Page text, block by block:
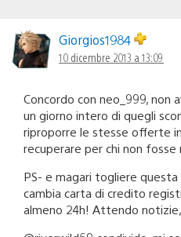
Giorgios1984
10 dicembre 2013 a 13:09
Concordo con neo_999,
un giorno intero di quegli
riproporre le stesse offerte
recuperare per chi non
PS- e magari togliere questa
cambia carta di credito
almeno 24h! Attendo